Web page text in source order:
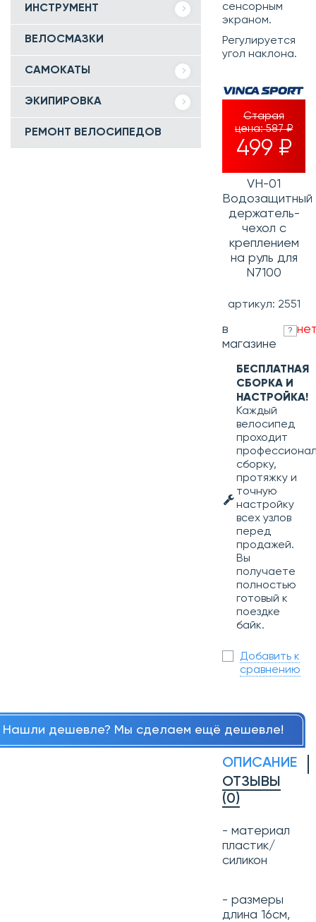
ИНСТРУМЕНТ
ВЕЛОСМАЗКИ
САМОКАТЫ
ЭКИПИРОВКА
РЕМОНТ ВЕЛОСИПЕДОВ
сенсорным
экраном.
Регулируется
угол наклона.
Старая
цена:587 ₽
499 ₽
VH-01
Водозащитный
держатель-
чехол с
креплением
на руль для
N7100
артикул: 2551
в
магазине
?
БЕСПЛАТНАЯ
СБОРКА И
НАСТРОЙКА!
Каждый
велосипед
проходит
сборку,
протяжку и
точную
настройку
всех узлов
перед
продажей.
Вы
получаете
полностью
готовый к
поездке
байк.
Добавить к
сравнению
Нашли дешевле? Мы сделаем ещё дешевле!
ОПИСАНИЕ
ОТЗЫВЫ
(0)
- материал
пластик/
силикон
- размеры
длина 16см,